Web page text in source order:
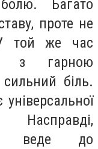
Багато
проте не
той же час
з гарною
біль.
Насправді,
веде до